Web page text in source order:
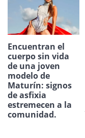
Encuentran el
cuerpo sin vida
de una joven
modelo de
Maturín: signos
de asfixia
estremecen a la
comunidad.